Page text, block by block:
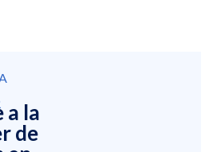
a la
de